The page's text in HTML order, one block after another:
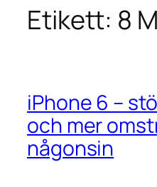
Etikett: 8
iPhone 6 –
och mer
någonsin